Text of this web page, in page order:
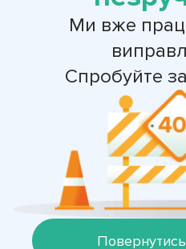
Ми вже
Спробуйте